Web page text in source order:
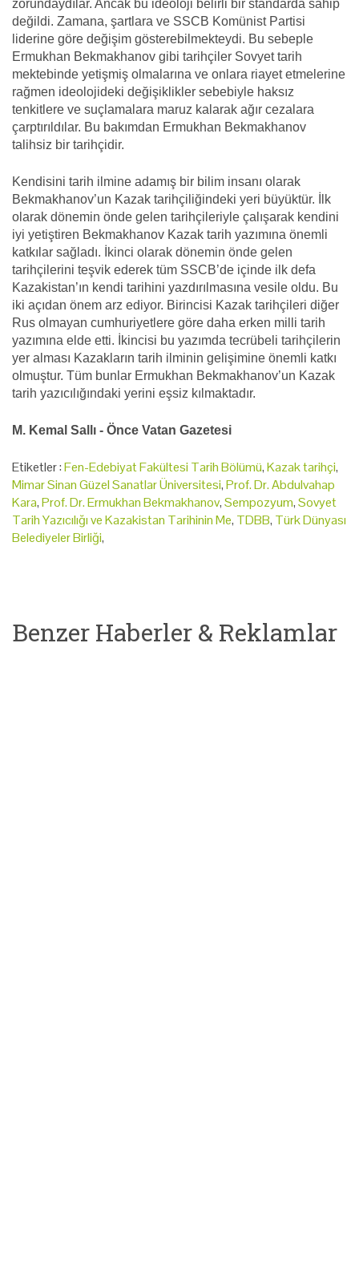
zorundaydılar. Ancak bu ideoloji belirli bir standarda sahip
değildi. Zamana, şartlara ve SSCB Komünist Partisi
liderine göre değişim gösterebilmekteydi. Bu sebeple
Ermukhan Bekmakhanov gibi tarihçiler Sovyet tarih
mektebinde yetişmiş olmalarına ve onlara riayet etmelerine
rağmen ideolojideki değişiklikler sebebiyle haksız
tenkitlere ve suçlamalara maruz kalarak ağır cezalara
çarptırıldılar. Bu bakımdan Ermukhan Bekmakhanov
talihsiz bir tarihçidir.
Kendisini tarih ilmine adamış bir bilim insanı olarak
Bekmakhanov’un Kazak tarihçiliğindeki yeri büyüktür. İlk
olarak dönemin önde gelen tarihçileriyle çalışarak kendini
iyi yetiştiren Bekmakhanov Kazak tarih yazımına önemli
katkılar sağladı. İkinci olarak dönemin önde gelen
tarihçilerini teşvik ederek tüm SSCB’de içinde ilk defa
Kazakistan’ın kendi tarihini yazdırılmasına vesile oldu. Bu
iki açıdan önem arz ediyor. Birincisi Kazak tarihçileri diğer
Rus olmayan cumhuriyetlere göre daha erken milli tarih
yazımına elde etti. İkincisi bu yazımda tecrübeli tarihçilerin
yer alması Kazakların tarih ilminin gelişimine önemli katkı
olmuştur. Tüm bunlar Ermukhan Bekmakhanov’un Kazak
tarih yazıcılığındaki yerini eşsiz kılmaktadır.
M. Kemal Sallı - Önce Vatan Gazetesi
Etiketler :Fen-Edebiyat Fakültesi Tarih Bölümü,Kazak tarihçi,
Mimar Sinan Güzel Sanatlar Üniversitesi,Prof. Dr. Abdulvahap
Kara,Prof. Dr. Ermukhan Bekmakhanov,Sempozyum,Sovyet
Tarih Yazıcılığı ve Kazakistan Tarihinin Me, TDBB, Türk Dünyası
Belediyeler Birliği,
Benzer Haberler & Reklamlar